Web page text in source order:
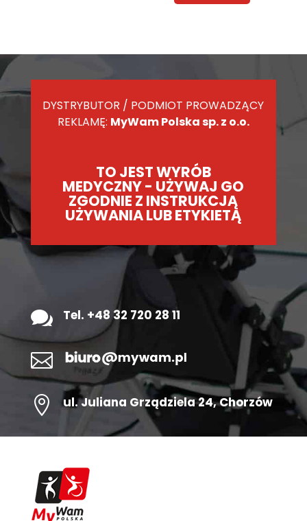
DYSTRYBUTOR / PODMIOT PROWADZĄCY
REKLAMĘ: MyWam Polska sp. z o.o.
TO JEST WYRÓB
MEDYCZNY - UŻYWAJ GO
ZGODNIE Z INSTRUKCJĄ
UŻYWANIA LUB ETYKIETĄ
 Tel. +48 32 720 28 11

 ul.Juliana Grządziela 24, Chorzów